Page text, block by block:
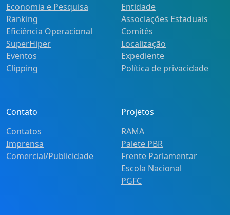
Economia e Pesquisa
Ranking
Eficiência Operacional
SuperHiper
Eventos
Clipping
Entidade
Associações Estaduais
Comitês
Localização
Expediente
Política de privacidade
Contato
Contatos
Imprensa
Comercial/Publicidade
Projetos
RAMA
Palete PBR
Frente Parlamentar
Escola Nacional
PGFC